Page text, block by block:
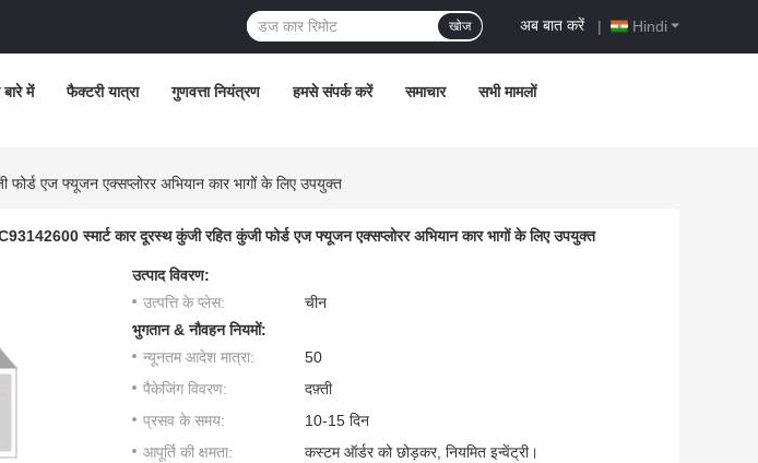
Hindi
अब बात करें |
खोज
बारे में फैक्टरी यात्रा गुणवत्ता नियंत्रण हमसे संपर्क करें समाचार सभी मामलों
एज फ्यूजन एक्सप्लोरर अभियान कार भागों के लिए उपयुक्त
स्मार्ट कार दूरस्थ कुंजी रहित कुंजी फोर्ड एज फ्यूजन एक्सप्लोरर अभियान कार भागों के लिए उपयुक्त
उत्पाद विवरण:
उत्पत्ति के प्लेस:
चीन
भुगतान & नौवहन नियमों:
न्यूनतम आदेश मात्रा:
50
पैकेजिंग विवरण:
दफ़्ती
प्रसव के समय:
10-15 दिन
आपूर्ति की क्षमता:
कस्टम ऑर्डर को छोड़कर, नियमित इन्वेंट्री।